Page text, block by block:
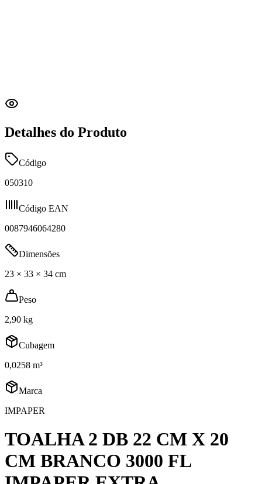
Detalhes do Produto
Código
050310
Código EAN
0087946064280
Dimensões
23 × 33 × 34 cm
Peso
2,90 kg
Cubagem
0,0258 m³
Marca
IMPAPER
TOALHA 2 DB 22 CM X 20
CM BRANCO 3000 FL